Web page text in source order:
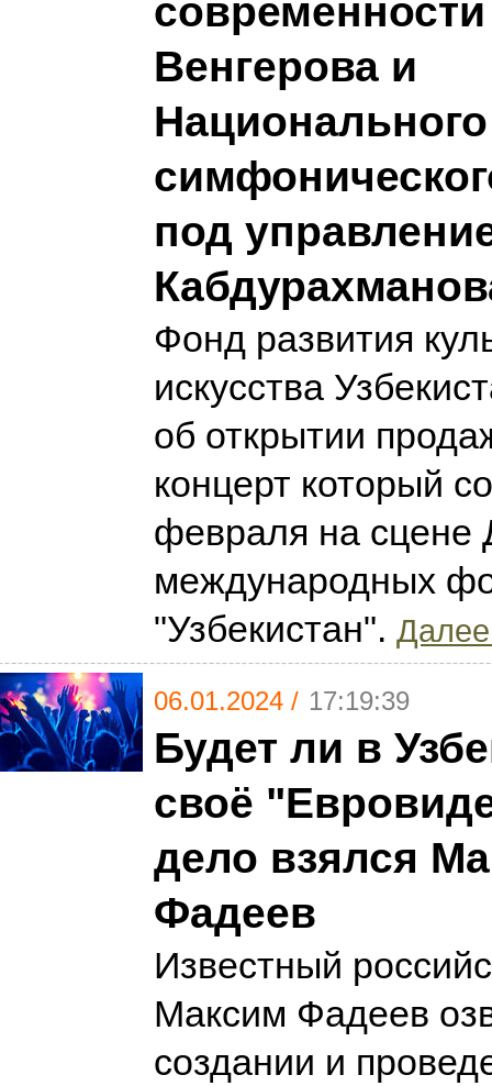
Венгерова и
Национального
под
Фонд развития
искусства
об открытии
концерт который
февраля на сцене
международных
"Узбекистан".
06.01.2024 / 17:19:39
Будет ли в
своё
дело взялся
Фадеев
Известный
Максим Фадеев
создании и